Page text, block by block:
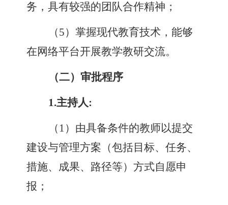
务，具有较强的团队合作精神 ；
（5） 掌握现代教育技术，能够
在网络平台开展教学教研交流。
（二）审批程序
1.主持人:
（ 1） 由具备条件的教师以提交
建设与管理方案 （包括目标、任务、
措施、成果、路径等） 方式自愿申
报 ；